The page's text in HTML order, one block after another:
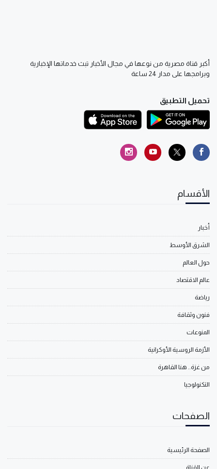
أكبر قناة مصرية من نوعها في مجال الأخبار تبث خدماتها الإخبارية
وبرامجها على مدار 24 ساعة
تحميل التطبيق
الأقسام
أخبار
الشرق الأوسط
حول العالم
عالم الاقتصاد
رياضة
فنون وثقافة
المنوعات
الأزمة الروسية الأوكرانية
من غزة.. هنا القاهرة
التكنولوجيا
الصفحات
الصفحة الرئيسية
عن القناة